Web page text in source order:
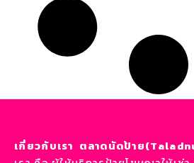
เกี่ยวกับเรา ตลาดนัดป้าย